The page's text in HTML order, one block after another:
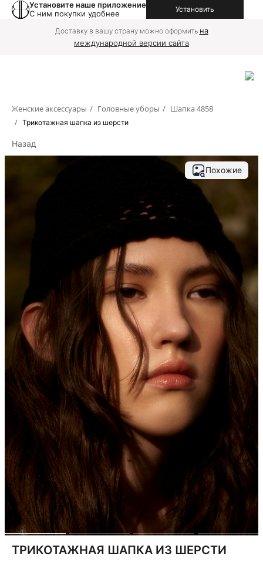
Установите наше приложение
С ним покупки удобнее
Установить
Доставку в вашу страну можно оформить на
международной версии сайта
Женские аксессуары / Головные уборы / Шапка 4858
/ Трикотажная шапка из шерсти
Назад
Похожие
ТРИКОТАЖНАЯ ШАПКА ИЗ ШЕРСТИ